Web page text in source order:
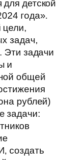
детской
года».
цели,
задач,
Эти задачи
и
общей
рублей)
задачи:
создать